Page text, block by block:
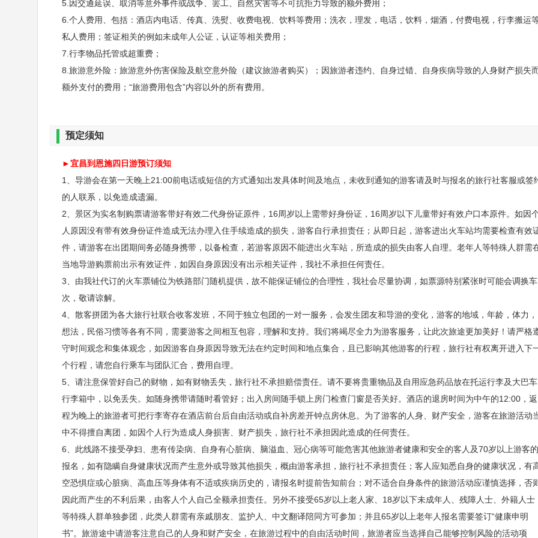
门石林、一线天、绝壁长廊、轿顶山、鞠躬松、一柱香、天路、母子情深等。
不含：大峡谷环保车20元/人必需自理、地面缆车30元/人必需自理
不含：七星寨索道105元/人自愿消费、垂直电梯30元/人自愿消费、手扶电梯30元/人自愿消费
第三天 屏山大峡谷-宣恩夜景
早餐：含早
早餐后集合乘车前往【屏山峡谷】（车程约3.5小时，）到达鹤峰县容美镇，游玩景区（游玩时间约3小时）屏山风景如画，那
代”土司爵府、劈荆斩浪的“七丈五”、云海仙境“八卦岩”、田氏家族“九大诗人”，洞府和爵府之间的“十字街”、守护屏山的“百泉
河”、绝佳胜景“千古黑龙蛋”、内藏诗万卷的“万全洞”，这些人文旅游资源，这些古桃源胜景，无不蕴藏土家族浓厚的文化底
蕴。峡谷溪水清澈见底，景区内乘坐小木船，体验悬浮之感，船行其中犹如太空飞船，被中外游客称之为：“中国仙本那”“东方
的诺亚方舟”，是当之无愧的“网红”景点。后集合乘车前往宣恩，游览【宣恩供水河夜景】（游玩时间约1.5小时）宣恩城的贡水
河是一条不大的河，贡水河河上建了一座桐族特色的风雨桥，正名叫文澜桥，这座桥长80米，宽10米，高约26米。桥下部为钢
混结构，五礅四跨，上部为全木质结构、桥头南北两面有砖石结构的门楼，门楼两边分别立有麒麟和走式独角兽。给人一种大
米，设计有水幕电影放映等功能。很值得前来一看，该喷泉兼容宣恩独特文化、景观以及最新音乐技术，它以土(家)苗民族音乐
5.因交通延误、取消等意外事件或战争、罢工、自然灾害等不可抗拒力导致的额外费用；
6.个人费用、包括：酒店内电话、传真、洗熨、收费电视、饮料等费用；洗衣，理发，电话，饮料，烟酒，付费电视，行李搬运
私人费用；签证相关的例如未成年人公证，认证等相关费用；
7.行李物品托管或超重费；
8.旅游意外险：旅游意外伤害保险及航空意外险（建议旅游者购买）；因旅游者违约、自身过错、自身疾病导致的人身财产损失
额外支付的费用；“旅游费用包含”内容以外的所有费用。
预定须知
►宜昌到恩施四日游预订须知
1、导游会在第一天晚上21:00前电话或短信的方式通知出发具体时间及地点，未收到通知的游客请及时与报名的旅行社客服或签
的人联系，以免造成遗漏。
2、景区为实名制购票请游客带好有效二代身份证原件，16周岁以上需带好身份证，16周岁以下儿童带好有效户口本原件。如因
人原因没有带有效身份证件造成无法办理入住手续造成的损失，游客自行承担责任；从即日起，游客进出火车站均需要检查有效
件，请游客在出团期间务必随身携带，以备检查，若游客原因不能进出火车站，所造成的损失由客人自理。老年人等特殊人群需
当地导游购票前出示有效证件，如因自身原因没有出示相关证件，我社不承担任何责任。
3、由我社代订的火车票铺位为铁路部门随机提供，故不能保证铺位的合理性，我社会尽量协调，如票源特别紧张时可能会调换车
次，敬请谅解。
4、散客拼团为各大旅行社联合收客发班，不同于独立包团的一对一服务，会发生团友和导游的变化，游客的地域，年龄，体力，
想法，民俗习惯等各有不同，需要游客之间相互包容，理解和支持。我们将竭尽全力为游客服务，让此次旅途更加美好！请严格
守时间观念和集体观念，如因游客自身原因导致无法在约定时间和地点集合，且已影响其他游客的行程，旅行社有权离开进入下
个行程，请您自行乘车与团队汇合，费用自理。
5、请注意保管好自己的财物，如有财物丢失，旅行社不承担赔偿责任。请不要将贵重物品及自用应急药品放在托运行李及大巴车
行李箱中，以免丢失。如随身携带请随时看管好；出入房间随手锁上房门检查门窗是否关好。酒店的退房时间为中午的12:00，返
程为晚上的旅游者可把行李寄存在酒店前台后自由活动或自补房差开钟点房休息。为了游客的人身、财产安全，游客在旅游活动
中不得擅自离团，如因个人行为造成人身损害、财产损失，旅行社不承担因此造成的任何责任。
6、此线路不接受孕妇、患有传染病、自身有心脏病、脑溢血、冠心病等可能危害其他旅游者健康和安全的客人及70岁以上游客的
报名，如有隐瞒自身健康状况而产生意外或导致其他损失，概由游客承担，旅行社不承担责任；客人应知悉自身的健康状况，有
空恐惧症或心脏病、高血压等身体有不适或疾病历史的，请报名时提前告知前台；对不适合自身条件的旅游活动应谨慎选择，否
因此而产生的不利后果，由客人个人自己全额承担责任。另外不接受65岁以上老人家、18岁以下未成年人、残障人士、外籍人士
等特殊人群单独参团，此类人群需有亲戚朋友、监护人、中文翻译陪同方可参加；并且65岁以上老年人报名需要签订“健康申明
书”。旅游途中请游客注意自己的人身和财产安全，在旅游过程中的自由活动时间，旅游者应当选择自己能够控制风险的活动项